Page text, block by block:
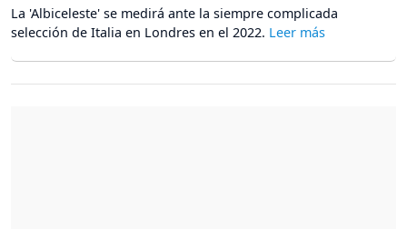
La 'Albiceleste' se medirá ante la siempre complicada
selección de Italia en Londres en el 2022.